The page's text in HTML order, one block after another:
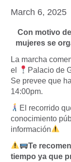
March 6, 2025
Con motivo
mujeres se
La marcha
el
Palacio de
Se prevee que
14:00pm.
El recorrido
conocimiento
información
Te
tiempo ya que